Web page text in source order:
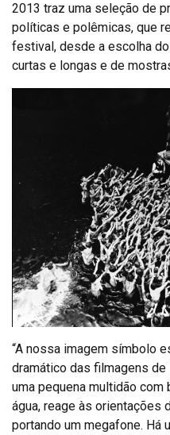
2013 traz uma seleção de
políticas e polêmicas, que
festival, desde a escolha
curtas e longas e de
“A nossa imagem símbolo
dramático das filmagens
uma pequena multidão
água, reage às orientações
portando um megafone. Há